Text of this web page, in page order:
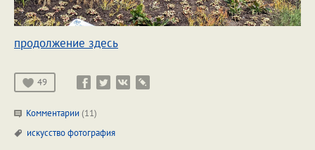
продолжение здесь
49
Комментарии (11)
искусствофотография